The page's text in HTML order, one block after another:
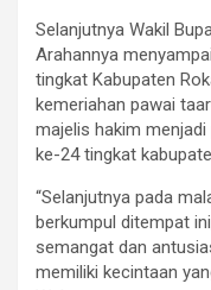
Selanjutnya Wakil
Arahannya
tingkat Kabupaten
kemeriahan pawai
majelis hakim
ke-24 tingkat
“Selanjutnya pada
berkumpul ditempat
semangat dan
memiliki kecintaan